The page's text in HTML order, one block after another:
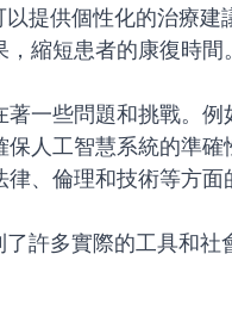
提供個性化的治療建
縮短患者的康復時間。
一些問題和挑戰。例
人工智慧系統的準確
、倫理和技術等方面
許多實際的工具和社